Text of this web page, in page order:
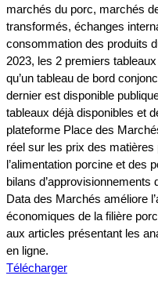
marchés du porc, marchés
transformés, échanges
consommation des produits
2023, les 2 premiers
qu’un tableau de bord
dernier est disponible
tableaux déjà disponibles et
plateforme Place des
réel sur les prix des
l’alimentation porcine et des
bilans
Data des Marchés améliore
économiques de la filière
aux articles présentant les
en ligne.
Télécharger